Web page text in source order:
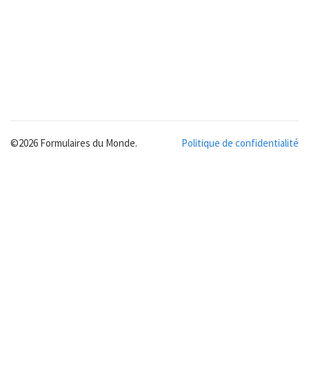
©2026 Formulaires du Monde. Politique de confidentialité